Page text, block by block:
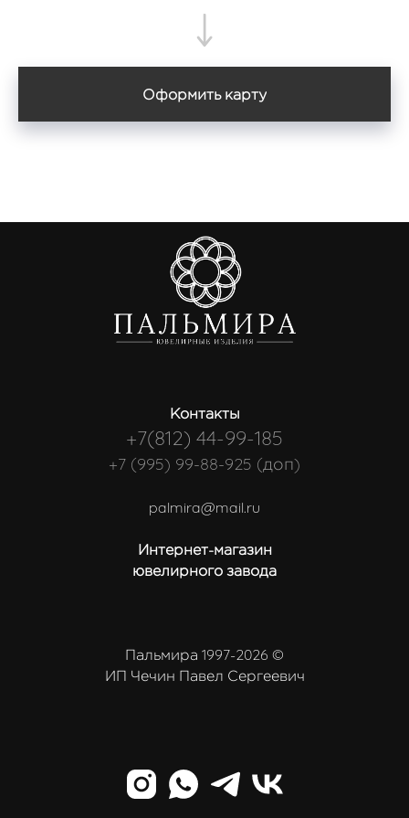
Оформить карту
Контакты
+7(812) 44-99-185
+7 (995) 99-88-925 (доп)
palmira@mail.ru
Интернет-магазин
ювелирного завода
Пальмира 1997-2026 ©
ИП Чечин Павел Сергеевич